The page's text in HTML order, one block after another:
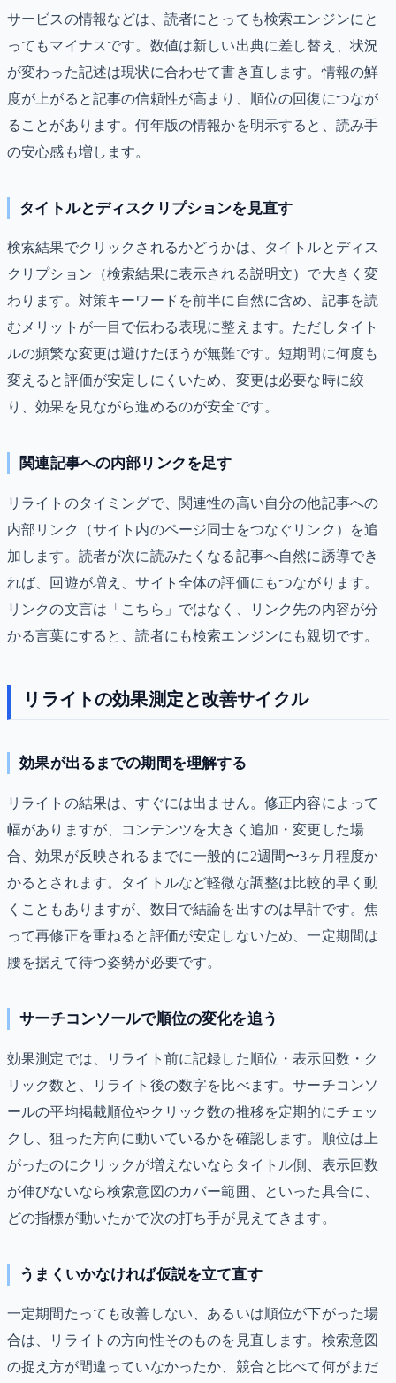
サービスの情報などは、読者にとっても検索エンジンにと
ってもマイナスです。数値は新しい出典に差し替え、状況
が変わった記述は現状に合わせて書き直します。情報の鮮
度が上がると記事の信頼性が高まり、順位の回復につなが
ることがあります。何年版の情報かを明示すると、読み手
の安心感も増します。
タイトルとディスクリプションを見直す
検索結果でクリックされるかどうかは、タイトルとディス
クリプション（検索結果に表示される説明文）で大きく変
わります。対策キーワードを前半に自然に含め、記事を読
むメリットが一目で伝わる表現に整えます。ただしタイト
ルの頻繁な変更は避けたほうが無難です。短期間に何度も
変えると評価が安定しにくいため、変更は必要な時に絞
り、効果を見ながら進めるのが安全です。
関連記事への内部リンクを足す
リライトのタイミングで、関連性の高い自分の他記事への
内部リンク（サイト内のページ同士をつなぐリンク）を追
加します。読者が次に読みたくなる記事へ自然に誘導でき
れば、回遊が増え、サイト全体の評価にもつながります。
リンクの文言は「こちら」ではなく、リンク先の内容が分
かる言葉にすると、読者にも検索エンジンにも親切です。
リライトの効果測定と改善サイクル
効果が出るまでの期間を理解する
リライトの結果は、すぐには出ません。修正内容によって
幅がありますが、コンテンツを大きく追加・変更した場
合、効果が反映されるまでに一般的に2週間〜3ヶ月程度か
かるとされます。タイトルなど軽微な調整は比較的早く動
くこともありますが、数日で結論を出すのは早計です。焦
って再修正を重ねると評価が安定しないため、一定期間は
腰を据えて待つ姿勢が必要です。
サーチコンソールで順位の変化を追う
効果測定では、リライト前に記録した順位・表示回数・ク
リック数と、リライト後の数字を比べます。サーチコンソ
ールの平均掲載順位やクリック数の推移を定期的にチェッ
クし、狙った方向に動いているかを確認します。順位は上
がったのにクリックが増えないならタイトル側、表示回数
が伸びないなら検索意図のカバー範囲、といった具合に、
どの指標が動いたかで次の打ち手が見えてきます。
うまくいかなければ仮説を立て直す
一定期間たっても改善しない、あるいは順位が下がった場
合は、リライトの方向性そのものを見直します。検索意図
の捉え方が間違っていなかったか、競合と比べて何がまだ